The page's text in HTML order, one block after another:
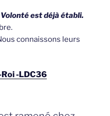
est déjà établi.
connaissons leurs
-LDC36